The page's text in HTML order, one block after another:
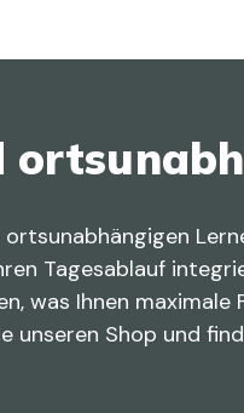
Tagesablauf
was Ihnen
unseren Shop und